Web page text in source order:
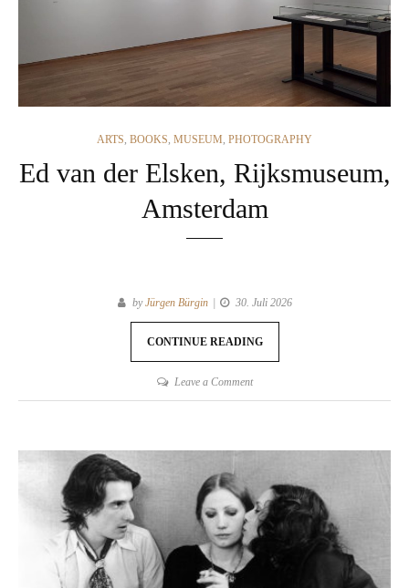
CATEGORIES
ARTS, BOOKS, MUSEUM, PHOTOGRAPHY
Ed van der Elsken, Rijksmuseum,
Amsterdam
byJürgen Bürgin 30. Juli 2026
CONTINUE READING
Leave a Commenton
Ed
Elsken,
Amsterdam